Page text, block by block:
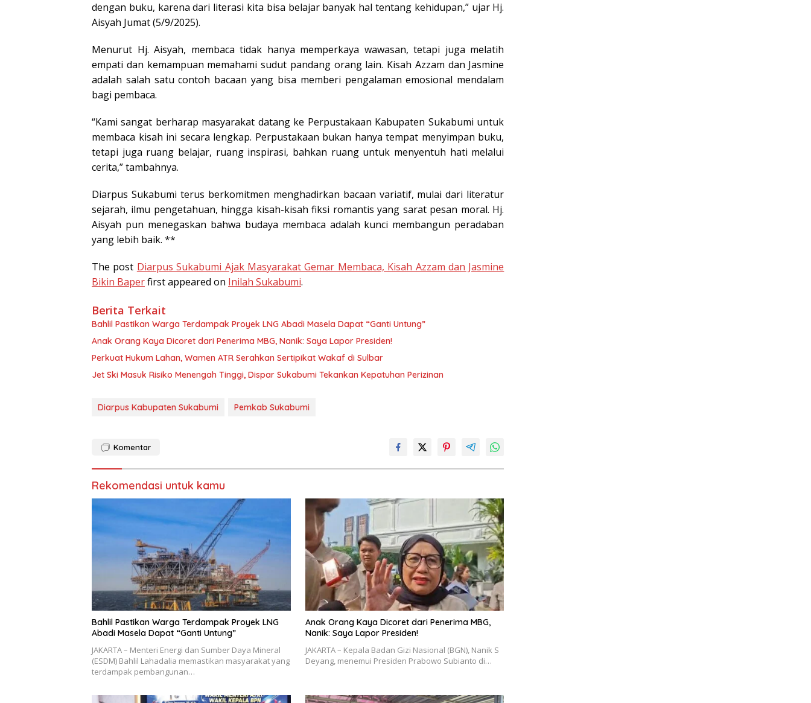
dengan buku, karena dari literasi kita bisa belajar banyak hal tentang kehidupan,” ujar Hj.
Aisyah Jumat (5/9/2025).
Menurut Hj. Aisyah, membaca tidak hanya memperkaya wawasan, tetapi juga melatih
empati dan kemampuan memahami sudut pandang orang lain. Kisah Azzam dan Jasmine
adalah salah satu contoh bacaan yang bisa memberi pengalaman emosional mendalam
bagi pembaca.
“Kami sangat berharap masyarakat datang ke Perpustakaan Kabupaten Sukabumi untuk
membaca kisah ini secara lengkap. Perpustakaan bukan hanya tempat menyimpan buku,
tetapi juga ruang belajar, ruang inspirasi, bahkan ruang untuk menyentuh hati melalui
cerita,” tambahnya.
Diarpus Sukabumi terus berkomitmen menghadirkan bacaan variatif, mulai dari literatur
sejarah, ilmu pengetahuan, hingga kisah-kisah fiksi romantis yang sarat pesan moral. Hj.
Aisyah pun menegaskan bahwa budaya membaca adalah kunci membangun peradaban
yang lebih baik. **
The post Diarpus Sukabumi Ajak Masyarakat Gemar Membaca, Kisah Azzam dan Jasmine
Bikin Baperfirst appeared on Inilah Sukabumi.
Berita Terkait
Bahlil Pastikan Warga Terdampak Proyek LNG Abadi Masela Dapat “Ganti Untung”
Anak Orang Kaya Dicoret dari Penerima MBG, Nanik: Saya Lapor Presiden!
Perkuat Hukum Lahan, Wamen ATR Serahkan Sertipikat Wakaf di Sulbar
Jet Ski Masuk Risiko Menengah Tinggi, Dispar Sukabumi Tekankan Kepatuhan Perizinan
Diarpus Kabupaten Sukabumi Pemkab Sukabumi
Komentar
Rekomendasi untuk kamu
Bahlil Pastikan Warga Terdampak Proyek LNG
Abadi Masela Dapat “Ganti Untung”
JAKARTA – Menteri Energi dan Sumber Daya Mineral
(ESDM) Bahlil Lahadalia memastikan masyarakat yang
terdampak pembangunan…
Anak Orang Kaya Dicoret dari Penerima MBG,
Nanik: Saya Lapor Presiden!
JAKARTA – Kepala Badan Gizi Nasional (BGN), Nanik S
Deyang, menemui Presiden Prabowo Subianto di…